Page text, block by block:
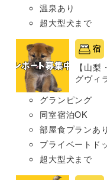
温泉あり
超大型犬まで
宿
【山
グヴィ
グランピング
同室宿泊OK
部屋食プランあり
プライベートド
超大型犬まで